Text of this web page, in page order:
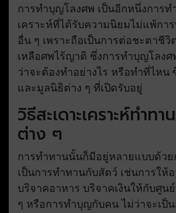
การทำบุญโลงศพ เป็นอีกหนึ่งการท
เคราะห์ที่ได้รับความนิยมไม่แพ้กา
อื่น ๆ เพราะถือเป็นการต่อชะตาชีวิ
เหลือศพไร้ญาติ ซึ่งการทำบุญโลง
ว่าจะต้องทำอย่างไร หรือทำที่ไหน
และมูลนิธิต่าง ๆ ที่เปิดรับอยู่
วิธีสะเดาะเคราะห์ทำท
ต่าง ๆ
การทำทานนั้นก็มีอยู่หลายแบบด้วย
เป็นการทำทานกับสัตว์ เช่นการให้
บริจาคอาหาร บริจาคเงินให้กับศูน
ๆ หรือการทำบุญกับคน ไม่ว่าจะเป็น